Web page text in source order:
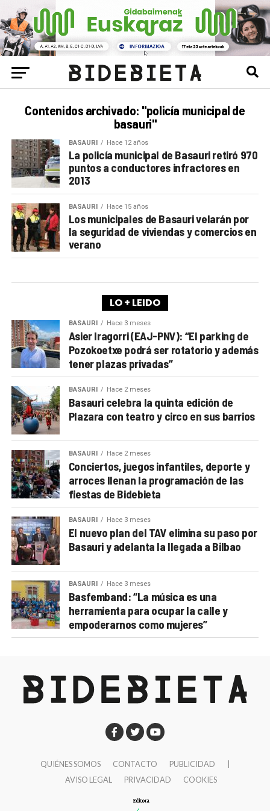
Contenidos archivado: "policía municipal de
basauri"
BASAURI Hace 12 años
La policía municipal de Basauri retiró 970
puntos a conductores infractores en
2013
BASAURI Hace 15 años
Los municipales de Basauri velarán por
la seguridad de viviendas y comercios en
verano
LO + LEIDO
BASAURI Hace 3 meses
Asier Iragorri (EAJ-PNV): “El parking de
Pozokoetxe podrá ser rotatorio y además
tener plazas privadas”
BASAURI Hace 2 meses
Basauri celebra la quinta edición de
Plazara con teatro y circo en sus barrios
BASAURI Hace 2 meses
Conciertos, juegos infantiles, deporte y
arroces llenan la programación de las
fiestas de Bidebieta
BASAURI Hace 3 meses
El nuevo plan del TAV elimina su paso por
Basauri y adelanta la llegada a Bilbao
BASAURI Hace 3 meses
Basfemband: “La música es una
herramienta para ocupar la calle y
empoderarnos como mujeres”
QUIÉNES SOMOS CONTACTO PUBLICIDAD
AVISO LEGAL
PRIVACIDAD COOKIES